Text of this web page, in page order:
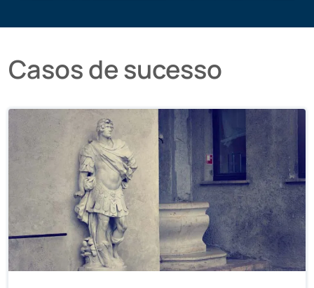
Casos de sucesso